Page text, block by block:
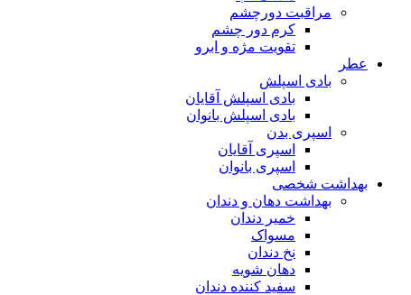
مراقبت دورچشم
کرم دور چشم
تقویت مژه و ابرو
عطر
بادی اسپلش
بادی اسپلش آقایان
بادی اسپلش بانوان
اسپری بدن
اسپری آقایان
اسپری بانوان
بهداشت شخصی
بهداشت دهان و دندان
خمیر دندان
مسواک
نخ دندان
دهان شویه
سفید کننده دندان